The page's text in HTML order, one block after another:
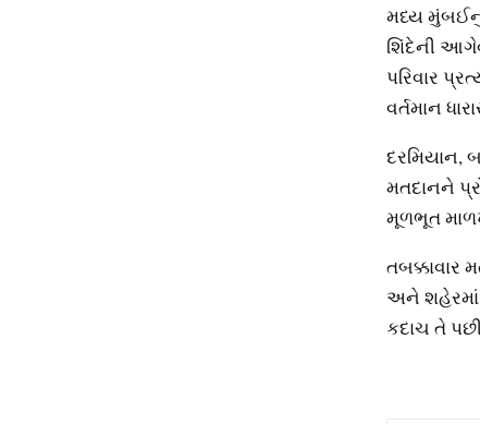
મધ્ય મુંબઈનું
શિંદેની
પરિવાર
વર્તમાન
દરમિયાન,
મતદાનને
મૂળભૂત
તબક્કાવાર
અને શહેરમાં
કદાચ તે